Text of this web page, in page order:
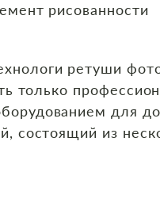
рисованности
ретуши
только
для
состоящий из